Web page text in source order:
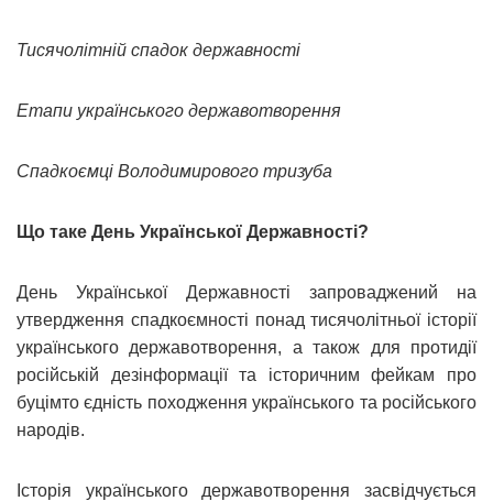
Тисячолітній спадок державності
Етапи українського державотворення
Спадкоємці Володимирового тризуба
Що таке День Української Державності?
День Української Державності запроваджений на
утвердження спадкоємності понад тисячолітньої історії
українського державотворення, а також для протидії
російській дезінформації та історичним фейкам про
буцімто єдність походження українського та російського
народів.
Історія українського державотворення засвідчується